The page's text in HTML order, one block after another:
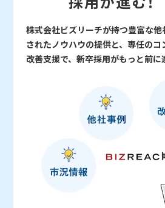
株式会社ビズリーチが持つ豊富な
されたノウハウの提供と、専任のコ
改善支援で、新卒採用がもっと前に